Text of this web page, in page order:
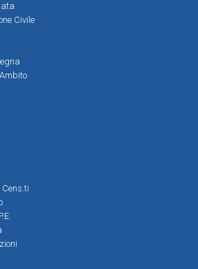
Civile